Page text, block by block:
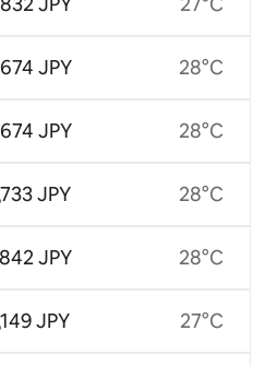
JPY
JPY
JPY
JPY
JPY
28°C
28°C
28°C
28°C
27°C